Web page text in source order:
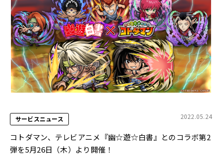
サービスニュース 2022.05.24
コトダマン、テレビアニメ『幽☆遊☆白書』とのコラボ第2
弾を5月26日（木）より開催！